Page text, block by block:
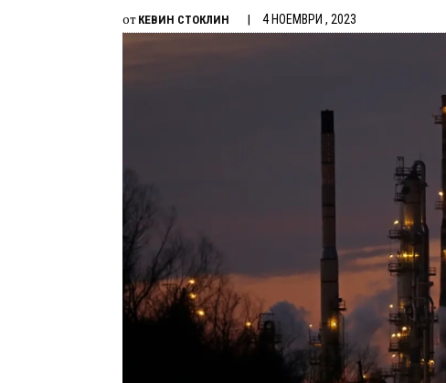
от КЕВИН СТОКЛИН 4 НОЕМВРИ , 2023